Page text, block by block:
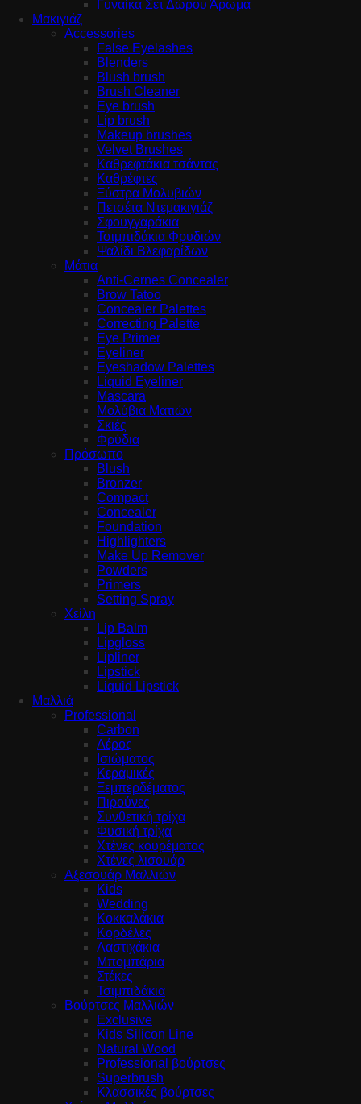
Γυναίκα Σετ Δώρου Άρωμα
Μακιγιάζ
Accessories
False Eyelashes
Blenders
Blush brush
Brush Cleaner
Eye brush
Lip brush
Makeup brushes
Velvet Brushes
Καθρεφτάκια τσάντας
Καθρέφτες
Ξύστρα Μολυβιών
Πετσέτα Ντεμακιγιάζ
Σφουγγαράκια
Τσιμπιδάκια Φρυδιών
Ψαλίδι Βλεφαρίδων
Μάτια
Anti-Cernes Concealer
Brow Tatoo
Concealer Palettes
Correcting Palette
Eye Primer
Eyeliner
Eyeshadow Palettes
Liquid Eyeliner
Mascara
Μολύβια Ματιών
Σκιές
Φρύδια
Πρόσωπο
Blush
Bronzer
Compact
Concealer
Foundation
Highlighters
Make Up Remover
Powders
Primers
Setting Spray
Χείλη
Lip Balm
Lipgloss
Lipliner
Lipstick
Liquid Lipstick
Μαλλιά
Professional
Carbon
Αέρος
Ισιώματος
Κεραμικές
Ξεμπερδέματος
Πιρούνες
Συνθετική τρίχα
Φυσική τρίχα
Χτένες κουρέματος
Χτένες λισουάρ
Αξεσουάρ Μαλλιών
Kids
Wedding
Κοκκαλάκια
Κορδέλες
Λαστιχάκια
Μπομπάρια
Στέκες
Τσιμπιδάκια
Βούρτσες Μαλλιών
Exclusive
Kids Silicon Line
Natural Wood
Professional βούρτσες
Superbrush
Κλασσικές βούρτσες